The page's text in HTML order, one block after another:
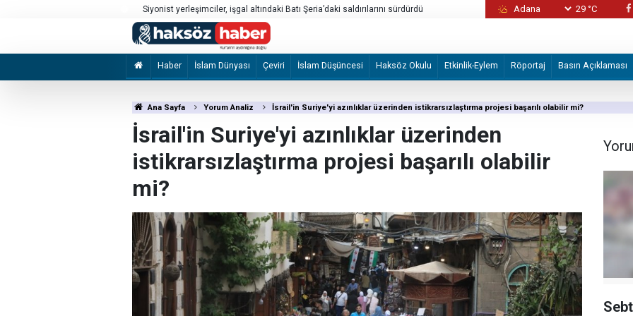
Sebte’deki göç hareketliliği
Alman STK'den Volkswagen fabrikasının
29 °C
Haber İslam Dünyası Çeviri İslam Düşüncesi Haksöz Okulu Etkinlik-Eylem Röportaj Basın Açıklaması
Ana Sayfa Yorum Analiz İsrail'in Suriye'yi azınlıklar üzerinden istikrarsızlaştırma projesi başarılı olabilir mi?
İsrail'in Suriye'yi azınlıklar üzerinden
istikrarsızlaştırma projesi başarılı olabilir
mi?